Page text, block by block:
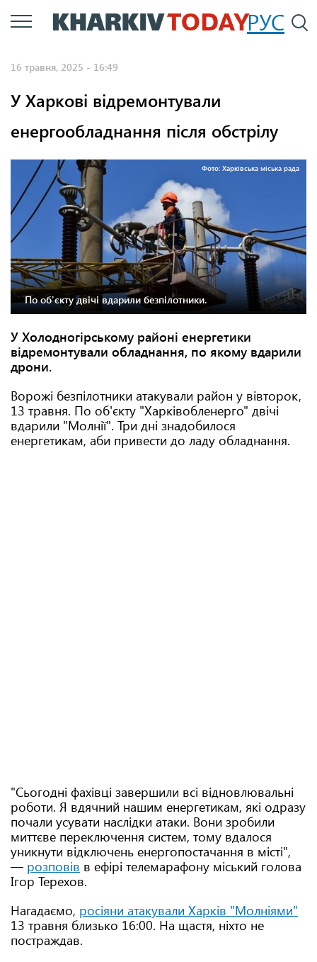
Перейти
до
РУС
16 травня, 2025 - 16:49
У Харкові відремонтували
енергообладнання після обстрілу
Фото: Харківська міська рада
По об'єкту двічі вдарили безпілотники.
У Холодногірському районі енергетики
відремонтували обладнання, по якому вдарили
дрони.
Ворожі безпілотники атакували район у вівторок,
13 травня. По об'єкту "Харківобленерго" двічі
вдарили "Молнії". Три дні знадобилося
енергетикам, аби привести до ладу обладнання.
"Сьогодні фахівці завершили всі відновлювальні
роботи. Я вдячний нашим енергетикам, які одразу
почали усувати наслідки атаки. Вони зробили
миттєве переключення систем, тому вдалося
уникнути відключень енергопостачання в місті",
— розповів в ефірі телемарафону міський голова
Ігор Терехов.
Нагадаємо, росіяни атакували Харків "Молніями"
13 травня близько 16:00. На щастя, ніхто не
постраждав.